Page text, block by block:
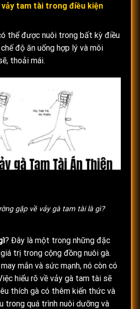
tam tài trong điều kiện
thể được nuôi trong bất kỳ điều
độ ăn uống hợp lý và môi
thoải mái.
gặp về vảy gà tam tài là gì?
? Đây là một trong những đặc
trị trong cộng đồng nuôi gà.
mắn và sức mạnh, nó còn có
hiểu rõ về vảy gà tam tài sẽ
thích gà có thêm kiến thức và
trong quá trình nuôi dưỡng và